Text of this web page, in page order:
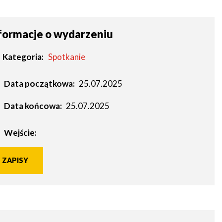
o wydarzeniu
Kategoria Spotkanie
Data początkowa: 25.07.2025
Data końcowa: 25.07.2025
Wejście:
ZAPISY